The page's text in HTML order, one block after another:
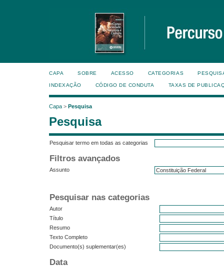
CAPA SOBRE ACESSO CATEGORIAS
INDEXAÇÃO CÓDIGO DE CONDUTA TAXAS DE
Capa > Pesquisa
Pesquisa
Pesquisar termo em todas as categorias
Filtros avançados
Assunto
Pesquisar nas categorias
Autor
Título
Resumo
Texto Completo
Documento(s) suplementar(es)
Data